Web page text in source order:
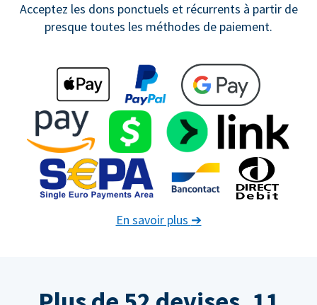
Acceptez les dons ponctuels et récurrents à partir de
presque toutes les méthodes de paiement.
En savoir plus ➔